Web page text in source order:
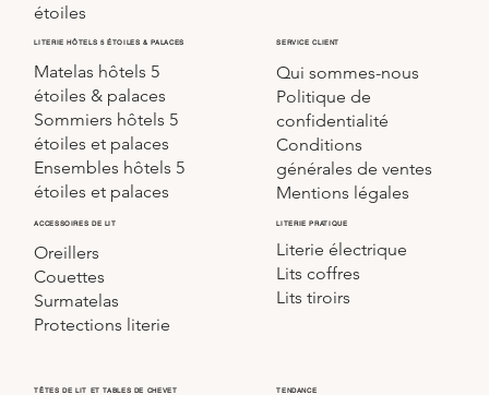
étoiles
LITERIE HÔTELS 5 ÉTOILES & PALACES
Matelas hôtels 5
étoiles & palaces
Sommiers hôtels 5
étoiles et palaces
Ensembles hôtels 5
étoiles et palaces
ACCESSOIRES DE LIT
Oreillers
Couettes
Surmatelas
Protections literie
TÊTES DE LIT ET TABLES DE CHEVET
LITERIE PRATIQUE
Literie électrique
Lits coffres
Lits tiroirs
TENDANCE
SERVICE CLIENT
Qui sommes-nous
Politique de
confidentialité
Conditions
générales de ventes
Mentions légales